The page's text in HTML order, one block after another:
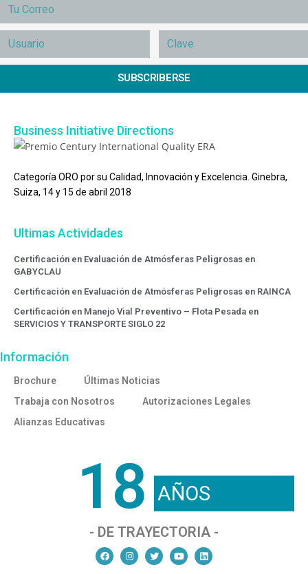
SUBSCRIBERSE
Business Initiative Directions
Categoría ORO por su Calidad, Innovación y Excelencia. Ginebra,
Suiza, 14 y 15 de abril 2018
Ultimas Actividades
Certificación en Evaluación de Atmósferas Peligrosas en
GABYCLAU
Certificación en Evaluación de Atmósferas Peligrosas en RAINCA
Certificación en Manejo Vial Preventivo – Flota Pesada en
SERVICIOS Y TRANSPORTE SIGLO 22
Información
Brochure
Últimas Noticias
Trabaja con Nosotros
Autorizaciones Legales
Alianzas Educativas
18 AÑOS
- DE TRAYECTORIA -